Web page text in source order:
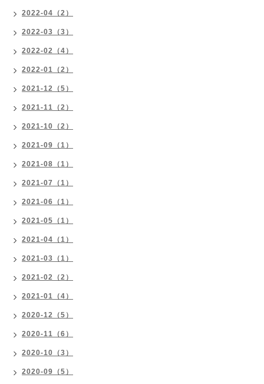
2022-04（2）
2022-03（3）
2022-02（4）
2022-01（2）
2021-12（5）
2021-11（2）
2021-10（2）
2021-09（1）
2021-08（1）
2021-07（1）
2021-06（1）
2021-05（1）
2021-04（1）
2021-03（1）
2021-02（2）
2021-01（4）
2020-12（5）
2020-11（6）
2020-10（3）
2020-09（5）